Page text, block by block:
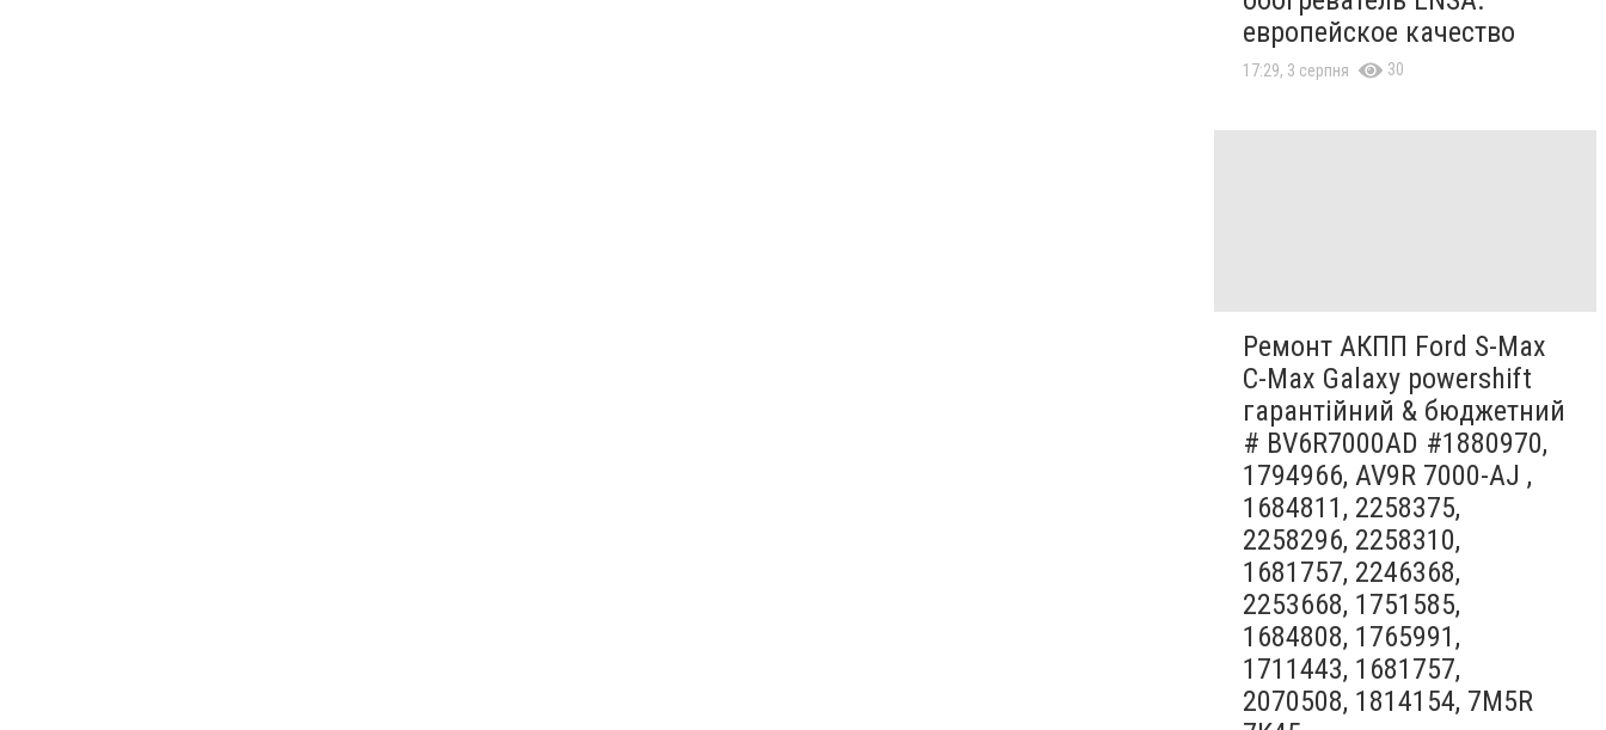
европейское качество
17:29, 3 серпня 30
Ремонт АКПП Ford S-Max
C-Max Galaxy powershift
гарантійний & бюджетний
# BV6R7000AD #1880970,
1794966, AV9R 7000-AJ ,
1684811, 2258375,
2258296, 2258310,
1681757, 2246368,
2253668, 1751585,
1684808, 1765991,
1711443, 1681757,
2070508, 1814154, 7M5R